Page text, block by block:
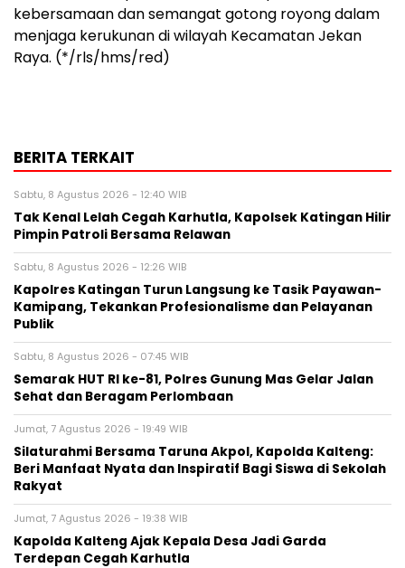
kebersamaan dan semangat gotong royong dalam
menjaga kerukunan di wilayah Kecamatan Jekan
Raya. (*/rls/hms/red)
BERITA TERKAIT
Sabtu, 8 Agustus 2026 - 12:40 WIB
Tak Kenal Lelah Cegah Karhutla, Kapolsek Katingan Hilir
Pimpin Patroli Bersama Relawan
Sabtu, 8 Agustus 2026 - 12:26 WIB
Kapolres Katingan Turun Langsung ke Tasik Payawan-
Kamipang, Tekankan Profesionalisme dan Pelayanan
Publik
Sabtu, 8 Agustus 2026 - 07:45 WIB
Semarak HUT RI ke-81, Polres Gunung Mas Gelar Jalan
Sehat dan Beragam Perlombaan
Jumat, 7 Agustus 2026 - 19:49 WIB
Silaturahmi Bersama Taruna Akpol, Kapolda Kalteng:
Beri Manfaat Nyata dan Inspiratif Bagi Siswa di Sekolah
Rakyat
Jumat, 7 Agustus 2026 - 19:38 WIB
Kapolda Kalteng Ajak Kepala Desa Jadi Garda
Terdepan Cegah Karhutla